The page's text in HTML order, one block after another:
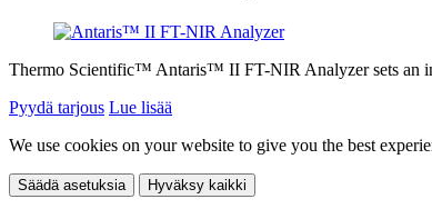
Thermo Scientific™ Antaris™ II FT-NIR Analyzer sets an
Pyydä tarjous Lue lisää
We use cookies on your website to give you the best
Säädä asetuksia Hyväksy kaikki